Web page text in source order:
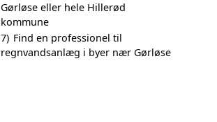
Gørløse eller hele Hillerød
kommune
7) Find en professionel til
regnvandsanlæg i byer nær Gørløse